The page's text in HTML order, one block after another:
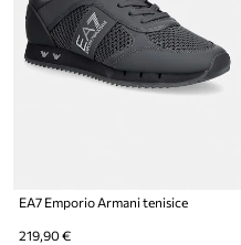
EA7 Emporio Armani tenisice
219,90 €